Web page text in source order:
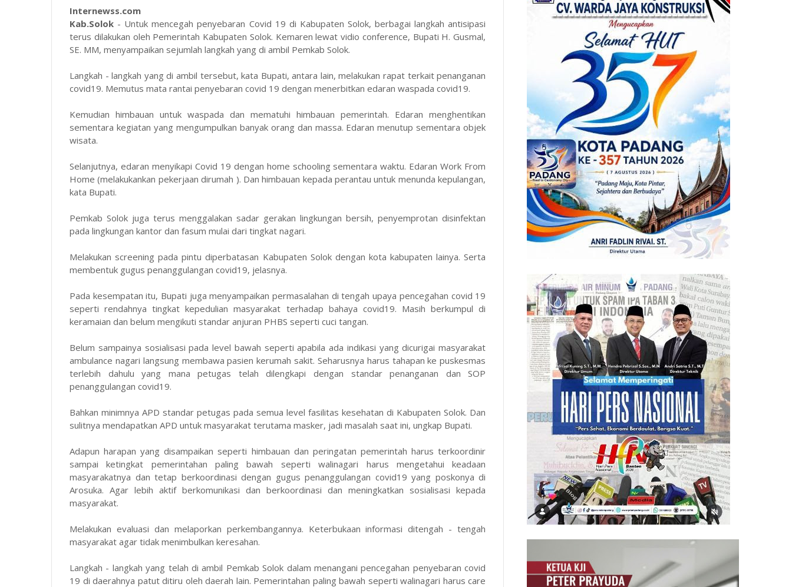
Internewss.com
Kab.Solok - Untuk mencegah penyebaran Covid 19 di Kabupaten Solok, berbagai langkah antisipasi
terus dilakukan oleh Pemerintah Kabupaten Solok. Kemaren lewat vidio conference, Bupati H. Gusmal,
SE. MM, menyampaikan sejumlah langkah yang di ambil Pemkab Solok.
Langkah - langkah yang di ambil tersebut, kata Bupati, antara lain, melakukan rapat terkait penanganan
covid19. Memutus mata rantai penyebaran covid 19 dengan menerbitkan edaran waspada covid19.
Kemudian himbauan untuk waspada dan mematuhi himbauan pemerintah. Edaran menghentikan
sementara kegiatan yang mengumpulkan banyak orang dan massa. Edaran menutup sementara objek
wisata.
Selanjutnya, edaran menyikapi Covid 19 dengan home schooling sementara waktu. Edaran Work From
Home (melakukankan pekerjaan dirumah ). Dan himbauan kepada perantau untuk menunda kepulangan,
kata Bupati.
Pemkab Solok juga terus menggalakan sadar gerakan lingkungan bersih, penyemprotan disinfektan
pada lingkungan kantor dan fasum mulai dari tingkat nagari.
Melakukan screening pada pintu diperbatasan Kabupaten Solok dengan kota kabupaten lainya. Serta
membentuk gugus penanggulangan covid19, jelasnya.
Pada kesempatan itu, Bupati juga menyampaikan permasalahan di tengah upaya pencegahan covid 19
seperti rendahnya tingkat kepedulian masyarakat terhadap bahaya covid19. Masih berkumpul di
keramaian dan belum mengikuti standar anjuran PHBS seperti cuci tangan.
Belum sampainya sosialisasi pada level bawah seperti apabila ada indikasi yang dicurigai masyarakat
ambulance nagari langsung membawa pasien kerumah sakit. Seharusnya harus tahapan ke puskesmas
terlebih dahulu yang mana petugas telah dilengkapi dengan standar penanganan dan SOP
penanggulangan covid19.
Bahkan minimnya APD standar petugas pada semua level fasilitas kesehatan di Kabupaten Solok. Dan
sulitnya mendapatkan APD untuk masyarakat terutama masker, jadi masalah saat ini, ungkap Bupati.
Adapun harapan yang disampaikan seperti himbauan dan peringatan pemerintah harus terkoordinir
sampai ketingkat pemerintahan paling bawah seperti walinagari harus mengetahui keadaan
masyarakatnya dan tetap berkoordinasi dengan gugus penanggulangan covid19 yang poskonya di
Arosuka. Agar lebih aktif berkomunikasi dan berkoordinasi dan meningkatkan sosialisasi kepada
masyarakat.
Melakukan evaluasi dan melaporkan perkembangannya. Keterbukaan informasi ditengah - tengah
masyarakat agar tidak menimbulkan keresahan.
Langkah - langkah yang telah di ambil Pemkab Solok dalam menangani pencegahan penyebaran covid
19 di daerahnya patut ditiru oleh daerah lain. Pemerintahan paling bawah seperti walinagari harus care